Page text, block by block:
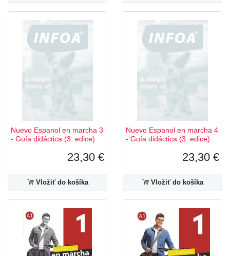
Nuevo Espanol en marcha 3
- Guía didáctica (3. edice)
23,30 €
Vložiť do košíka
Nuevo Espanol en marcha 4
- Guía didáctica (3. edice)
23,30 €
Vložiť do košíka